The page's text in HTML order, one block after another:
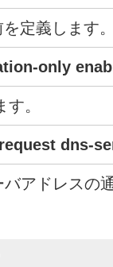
定義します
only
。
dns-
アドレスの